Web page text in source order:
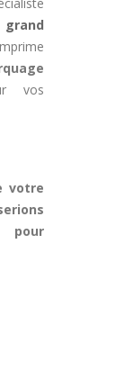
vos
votre
pour